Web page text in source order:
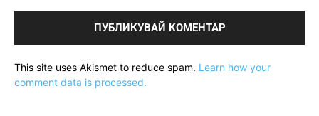
This site uses Akismet to reduce spam. Learn how your
comment data is processed.